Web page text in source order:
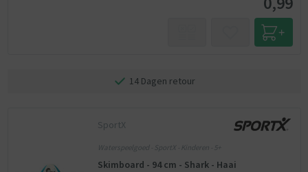
14 Dagen retour
SportX
Waterspeelgoed - SportX - Kinderen - 5+
Skimboard - 94 cm - Shark - Haai